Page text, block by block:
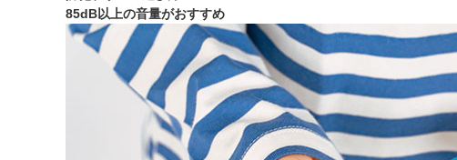
85dB以上の音量がおすすめ